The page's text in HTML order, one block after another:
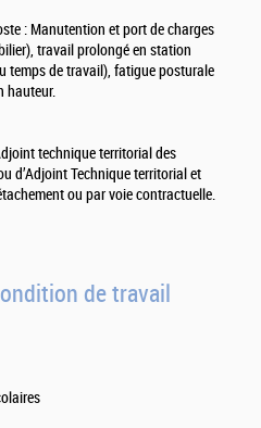
: Manutention et port de charges
travail prolongé en station
temps de travail), fatigue posturale
hauteur.
technique territorial des
d’Adjoint Technique territorial et
ou par voie contractuelle.
de travail